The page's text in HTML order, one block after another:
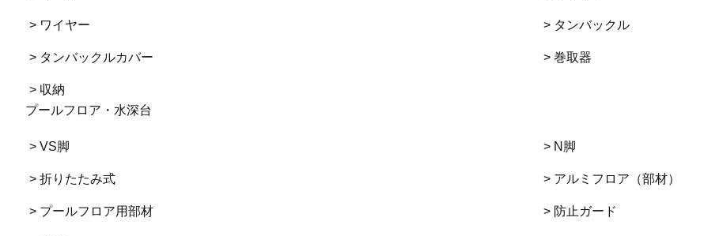
> ワイヤー
> タンバックルカバー
> 収納
> タンバックル
> 巻取器
プールフロア・水深台
> VS脚
> 折りたたみ式
> プールフロア用部材
> N脚
> アルミフロア（部材）
> 防止ガード